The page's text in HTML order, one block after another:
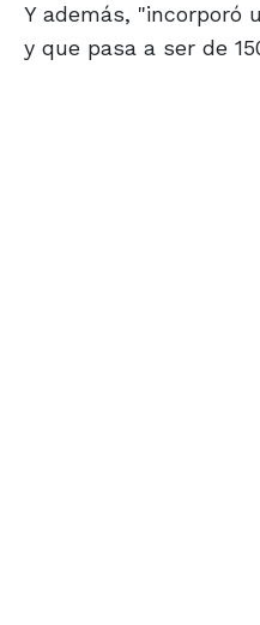
Y además, "incorporó
y que pasa a ser de